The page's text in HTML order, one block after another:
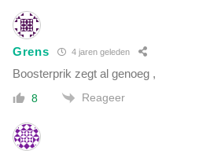
Grens 4 jaren geleden
Boosterprik zegt al genoeg ,
8 Reageer